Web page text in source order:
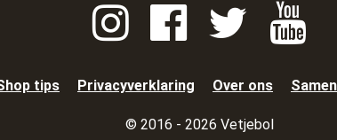
tips Privacyverklaring Over ons
© 2016 - 2026 Vetjebol